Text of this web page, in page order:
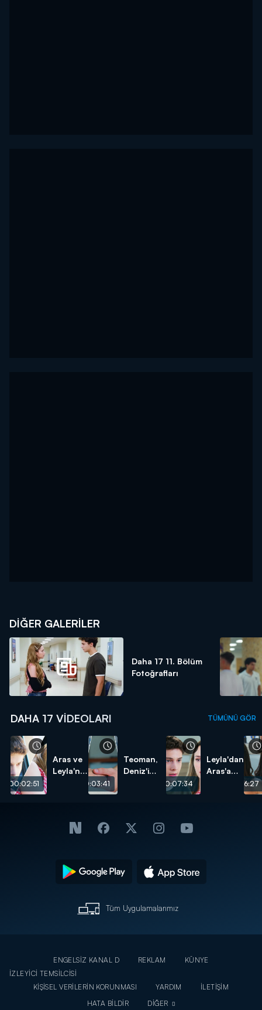
DİĞER GALERİLER
Daha 17 11. Bölüm
Fotoğrafları
DAHA 17 VIDEOLARI TÜMÜNÜ GÖR
00:02:51
Aras ve
Leyla'nın
00:03:41
Teoman,
Deniz'i
00:07:34
Leyla'dan
Aras'a
00:06:27
Tüm Uygulamalarımız
ENGELSİZ KANAL D REKLAM
KÜNYE
İZLEYİCİ TEMSİLCİSİ
KİŞİSEL VERİLERİN KORUNMASI
YARDIM
İLETİŞİM
HATA BİLDİR
DİĞER